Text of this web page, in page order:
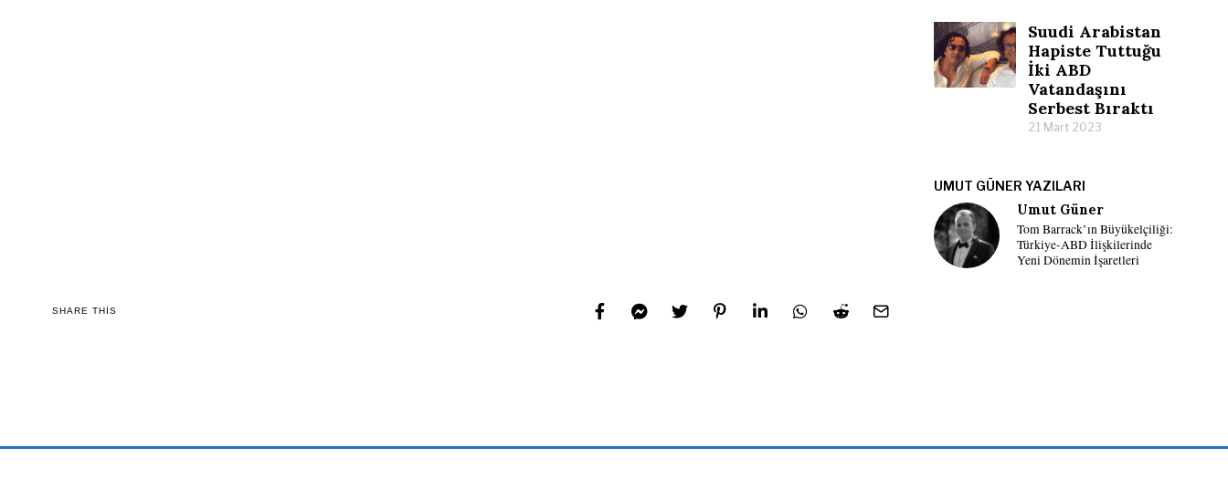
SHARE THIS
Suudi Arabistan
Hapiste Tuttuğu
İki ABD
Vatandaşını
Serbest Bıraktı
21 Mart 2023
UMUT GÜNER YAZILARI
Umut Güner
Tom Barrack’ın Büyükelçiliği:
Türkiye-ABD İlişkilerinde
Yeni Dönemin İşaretleri